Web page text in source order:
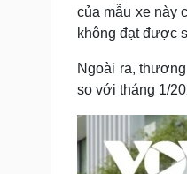
của mẫu xe này
không đạt được
Ngoài ra,
so với tháng 1/